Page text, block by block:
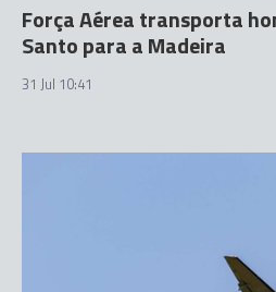
Força Aérea transporta
Santo para a Madeira
31 Jul 10:41